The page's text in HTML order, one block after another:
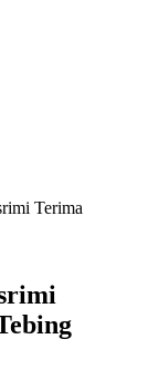
Terima